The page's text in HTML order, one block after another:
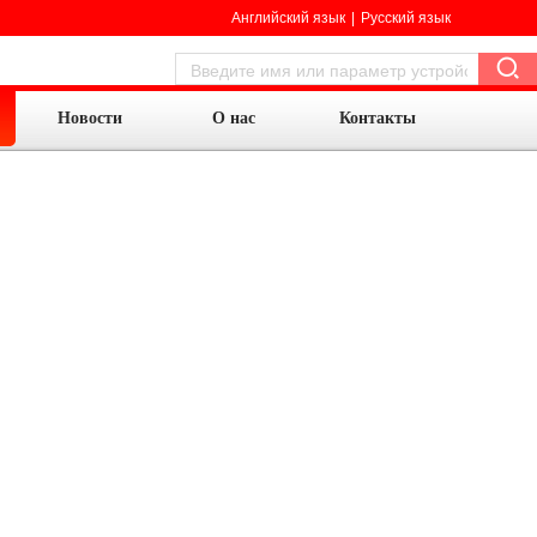
Новости О нас Контакты
Английский язык Русский язык